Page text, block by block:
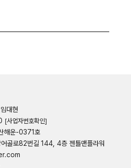
대현
[사업자번호확인]
해운-0371호
골로82번길 144, 4층 젠틀맨플라워